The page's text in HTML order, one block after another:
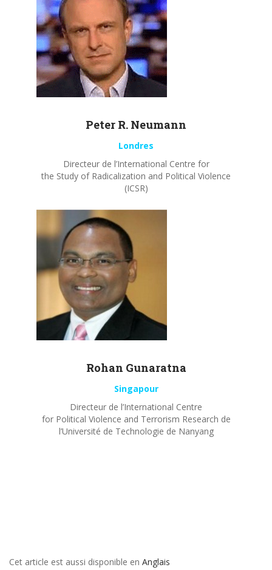
Peter R. Neumann
Londres
Directeur de l’International Centre for
the Study of Radicalization and Political Violence
(ICSR)
Rohan Gunaratna
Singapour
Directeur de l’International Centre
for Political Violence and Terrorism Research de
l’Université de Technologie de Nanyang
Cet article est aussi disponible en Anglais